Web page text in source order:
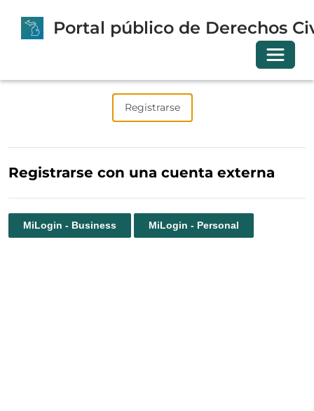
Portal público de Derechos
Registrarse
Registrarse con una cuenta externa
MiLogin - Business MiLogin - Personal